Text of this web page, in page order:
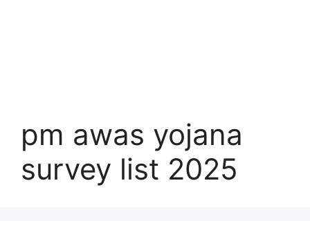
pm awas yojana
survey list 2025